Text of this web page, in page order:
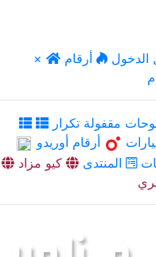
× الدخول
أرقام
مقفولة تكرار
أرقام أوريدو
المنتدى
كيو مزاد